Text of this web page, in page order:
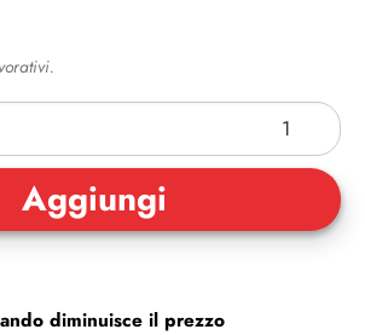
diminuisce il prezzo